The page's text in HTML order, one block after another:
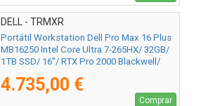
DELL - TRMXR
Portátil Workstation Dell Pro Max 16 Plus
MB16250 Intel Core Ultra 7-265HX/ 32GB/
1TB SSD/ 16"/ RTX Pro 2000 Blackwell/
4.735,00 €
Comprar